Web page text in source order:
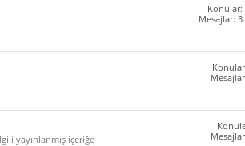
Konular:
Mesajlar:
yayınlanmış içeriğe